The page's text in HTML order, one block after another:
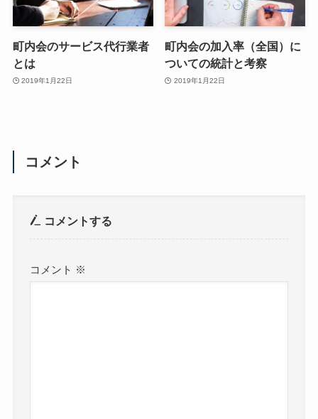
町内会のサービス代行業者
とは
2019年1月22日
町内会の加入率（全国）に
ついての統計と考察
2019年1月22日
コメント
コメントする
コメント ※